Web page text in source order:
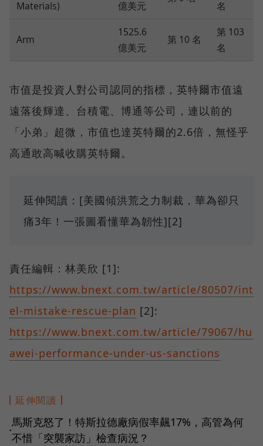
Materials) 億美元 名
Arm
1525.6
億美元
第 10 名
第 103
名
市值是投資人對公司認同的指標，英特爾市值遠
遠落後輝達、台積電、博通等公司，連以前的
「小弟」超微，市值也達英特爾的2.6倍，無怪乎
高通敢高喊收購英特爾。
延伸閱讀：[美國傾洪荒之力制裁，華為卻只
痛3年！一張圖看懂華為韌性][2]
責任編輯：林美欣 [1]:
https://www.bnext.com.tw/article/80507/int
el-mistake-rescue-plan [2]:
https://www.bnext.com.tw/article/79067/hu
awei-performance-under-us-sanctions
延伸閱讀
●
馬斯克怒了！特斯拉德廠病假率飆17%，高管為何
不惜「突襲家訪」檢查病況？